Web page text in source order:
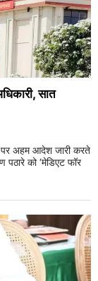
सात
पर अहम आदेश जारी करते
पठारे को ‘मेडिएट फॉर